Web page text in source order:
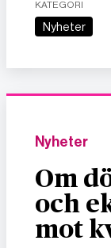
KATEGORI
Nyheter
Nyheter
Om
och
mot